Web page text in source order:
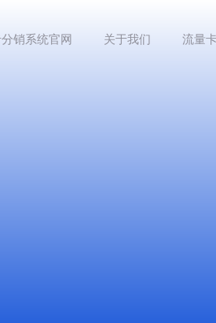
销系统官网 关于我们 流量